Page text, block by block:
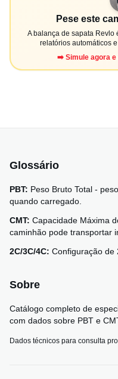
Pese este
A balança de sapata Revlo
relatórios automáticos
➡️ Simule agora
Glossário
PBT: Peso Bruto Total -
quando carregado.
CMT: Capacidade Máxima
caminhão pode transportar
2C/3C/4C: Configuração de
Sobre
Catálogo completo de
com dados sobre PBT e
Dados técnicos para consulta